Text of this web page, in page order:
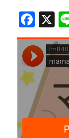
F
a
c
e
b
o
o
X